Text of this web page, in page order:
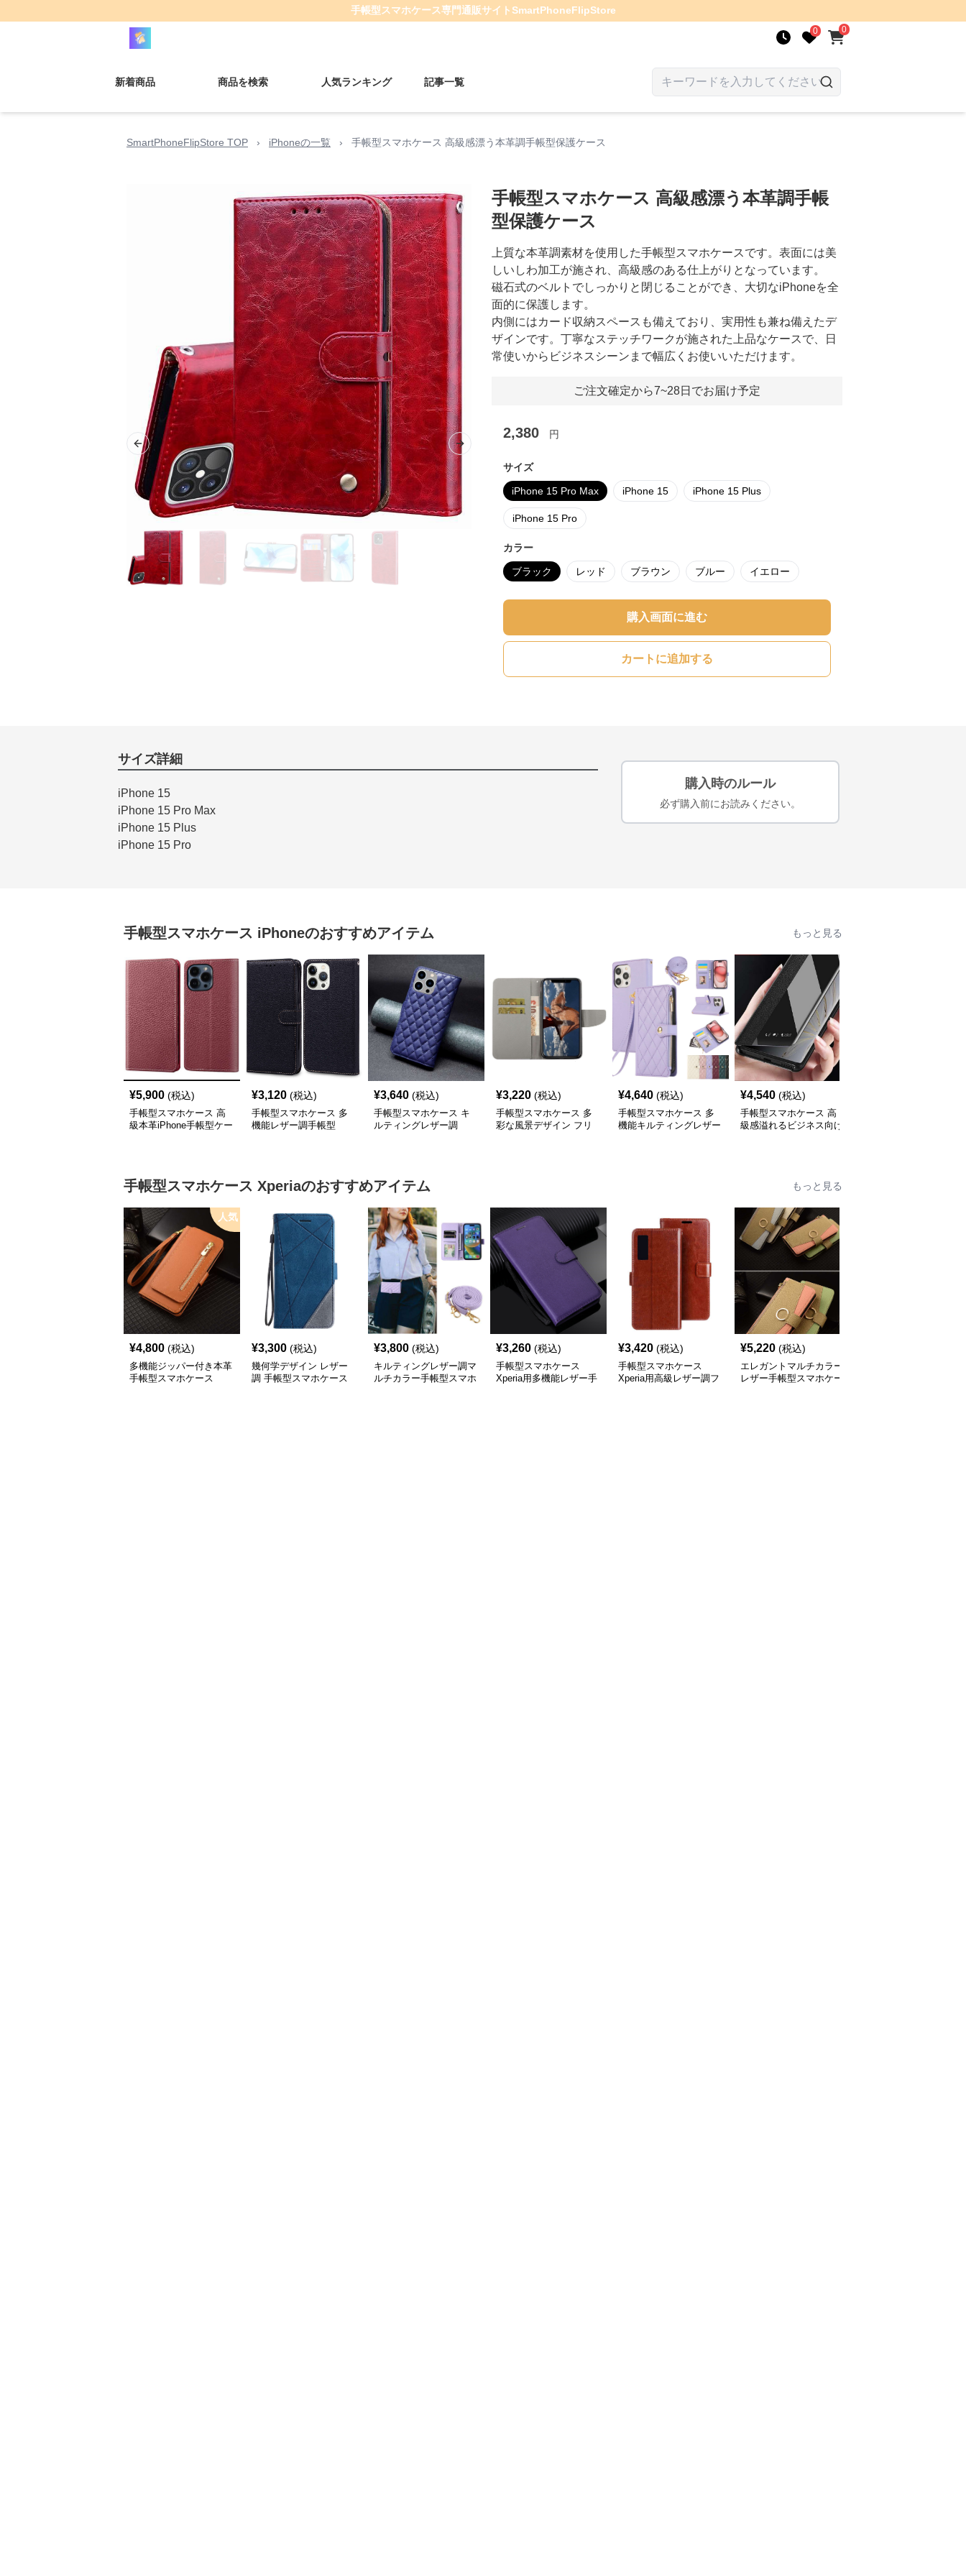
手帳型スマホケース専門通販サイトSmartPhoneFlipStore
0 0
新着商品 商品を検索 人気ランキング 記事一覧
SmartPhoneFlipStore TOP › iPhoneの一覧 › 手帳型スマホケース 高級感漂う本革調手帳型保護ケース
Previous slide Next slide
手帳型スマホケース 高級感漂う本革調手帳
型保護ケース
上質な本革調素材を使用した手帳型スマホケースです。表面には美
しいしわ加工が施され、高級感のある仕上がりとなっています。
磁石式のベルトでしっかりと閉じることができ、大切なiPhoneを全
面的に保護します。
内側にはカード収納スペースも備えており、実用性も兼ね備えたデ
ザインです。丁寧なステッチワークが施された上品なケースで、日
常使いからビジネスシーンまで幅広くお使いいただけます。
ご注文確定から7~28日でお届け予定
2,380 円
サイズ
iPhone 15 Pro Max iPhone 15 iPhone 15 Plus
iPhone 15 Pro
カラー
ブラック レッド ブラウン ブルー イエロー
購入画面に進む
カートに追加する
サイズ詳細
iPhone 15
iPhone 15 Pro Max
iPhone 15 Plus
iPhone 15 Pro
購入時のルール
必ず購入前にお読みください。
手帳型スマホケース iPhoneのおすすめアイテム もっと見る
¥5,900 (税込)
手帳型スマホケース 高
級本革iPhone手帳型ケー
¥3,120 (税込)
手帳型スマホケース 多
機能レザー調手帳型
¥3,640 (税込)
手帳型スマホケース キ
ルティングレザー調
¥3,220 (税込)
手帳型スマホケース 多
彩な風景デザイン フリ
¥4,640 (税込)
手帳型スマホケース 多
機能キルティングレザー
¥4,540 (税込)
手帳型スマホケース 高
級感溢れるビジネス向け
手帳型スマホケース Xperiaのおすすめアイテム もっと見る
人気
¥4,800 (税込)
多機能ジッパー付き本革
手帳型スマホケース
¥3,300 (税込)
幾何学デザイン レザー
調 手帳型スマホケース
¥3,800 (税込)
キルティングレザー調マ
ルチカラー手帳型スマホ
¥3,260 (税込)
手帳型スマホケース
Xperia用多機能レザー手
¥3,420 (税込)
手帳型スマホケース
Xperia用高級レザー調フ
¥5,220 (税込)
エレガントマルチカラー
レザー手帳型スマホケー